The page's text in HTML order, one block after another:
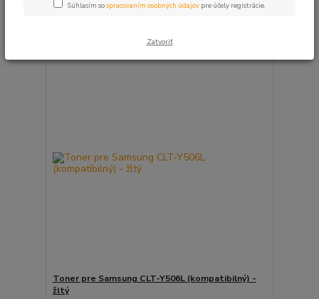
Zobrazujem 1-4 z 4
Toner pre Samsung CLT-Y506L (kompatibilný) -
žltý
Súhlasím sospracovaním osobných údajov pre účely registrácie.
Zatvoriť